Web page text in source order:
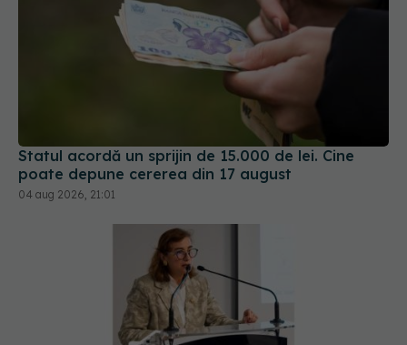
Statul acordă un sprijin de 15.000 de lei. Cine
poate depune cererea din 17 august
04 aug 2026, 21:01